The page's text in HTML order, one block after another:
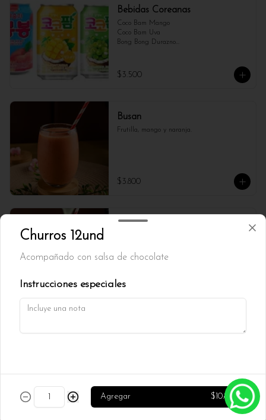
Bebidas Coreanas
Coco Bam Mango
Coco Bam Uva
Bong Bong Durazno
Sparkling water melon
$3.500
Busan
Frutilla, mango y naranja.
$3.800
Ice tea casero
$3.500
$3.800
Churros 12und
Acompañado con salsa de chocolate
Instrucciones especiales
Agregar $10.800